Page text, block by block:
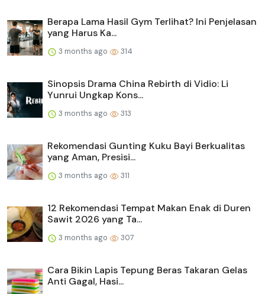
Berapa Lama Hasil Gym Terlihat? Ini Penjelasan
yang Harus Ka...
3 months ago 314
Sinopsis Drama China Rebirth di Vidio: Li
Yunrui Ungkap Kons...
3 months ago 313
Rekomendasi Gunting Kuku Bayi Berkualitas
yang Aman, Presisi...
3 months ago 311
12 Rekomendasi Tempat Makan Enak di Duren
Sawit 2026 yang Ta...
3 months ago 307
Cara Bikin Lapis Tepung Beras Takaran Gelas
Anti Gagal, Hasi...